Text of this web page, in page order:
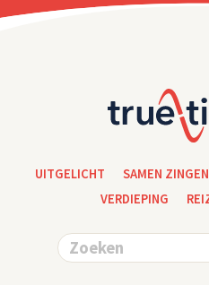
UITGELICHT SAMEN ZINGEN
VERDIEPING